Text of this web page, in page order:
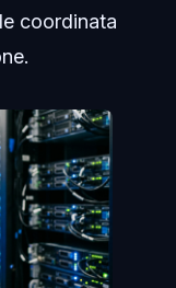
coordinata